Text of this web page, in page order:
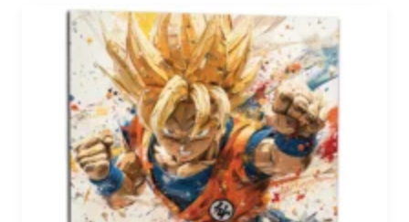
a
plusieurs
variations.
Les
options
peuvent
être
choisies
sur